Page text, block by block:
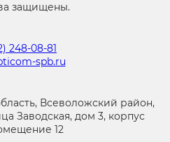
защищены.
248-08-81
spb.ru
Всеволожский район,
Заводская, дом 3, корпус
12